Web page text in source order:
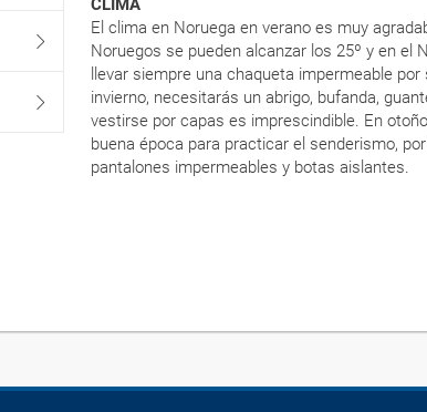
CLIMA
El clima en Noruega en verano es muy
Noruegos se pueden alcanzar los 25º y en el
llevar siempre una chaqueta impermeable
invierno, necesitarás un abrigo, bufanda,
vestirse por capas es imprescindible. En
buena época para practicar el senderismo,
pantalones impermeables y botas aislantes.